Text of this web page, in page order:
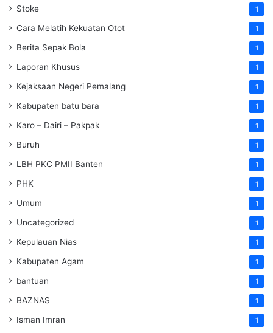
Stoke 1
Cara Melatih Kekuatan Otot 1
Berita Sepak Bola 1
Laporan Khusus 1
Kejaksaan Negeri Pemalang 1
Kabupaten batu bara 1
Karo – Dairi – Pakpak 1
Buruh 1
LBH PKC PMII Banten 1
PHK 1
Umum 1
Uncategorized 1
Kepulauan Nias 1
Kabupaten Agam 1
bantuan 1
BAZNAS 1
Isman Imran 1